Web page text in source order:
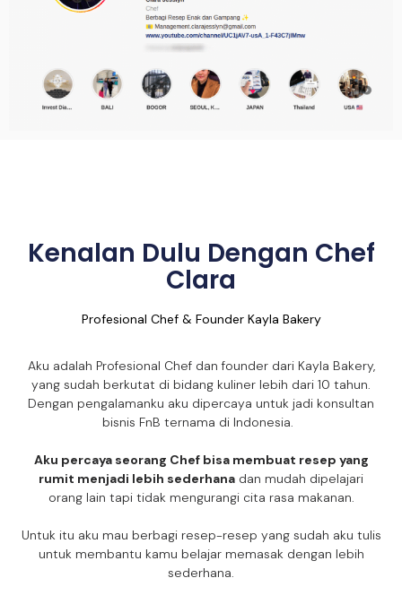
Kenalan Dulu Dengan Chef
Clara
Profesional Chef & Founder Kayla Bakery
Aku adalah Profesional Chef dan founder dari Kayla Bakery,
yang sudah berkutat di bidang kuliner lebih dari 10 tahun.
Dengan pengalamanku aku dipercaya untuk jadi konsultan
bisnis FnB ternama di Indonesia.
Aku percaya seorang Chef bisa membuat resep yang
rumit menjadi lebih sederhana dan mudah dipelajari
orang lain tapi tidak mengurangi cita rasa makanan.
Untuk itu aku mau berbagi resep-resep yang sudah aku tulis
untuk membantu kamu belajar memasak dengan lebih
sederhana.